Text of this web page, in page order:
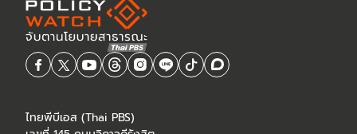
ไทยพีบีเอส (Thai PBS)